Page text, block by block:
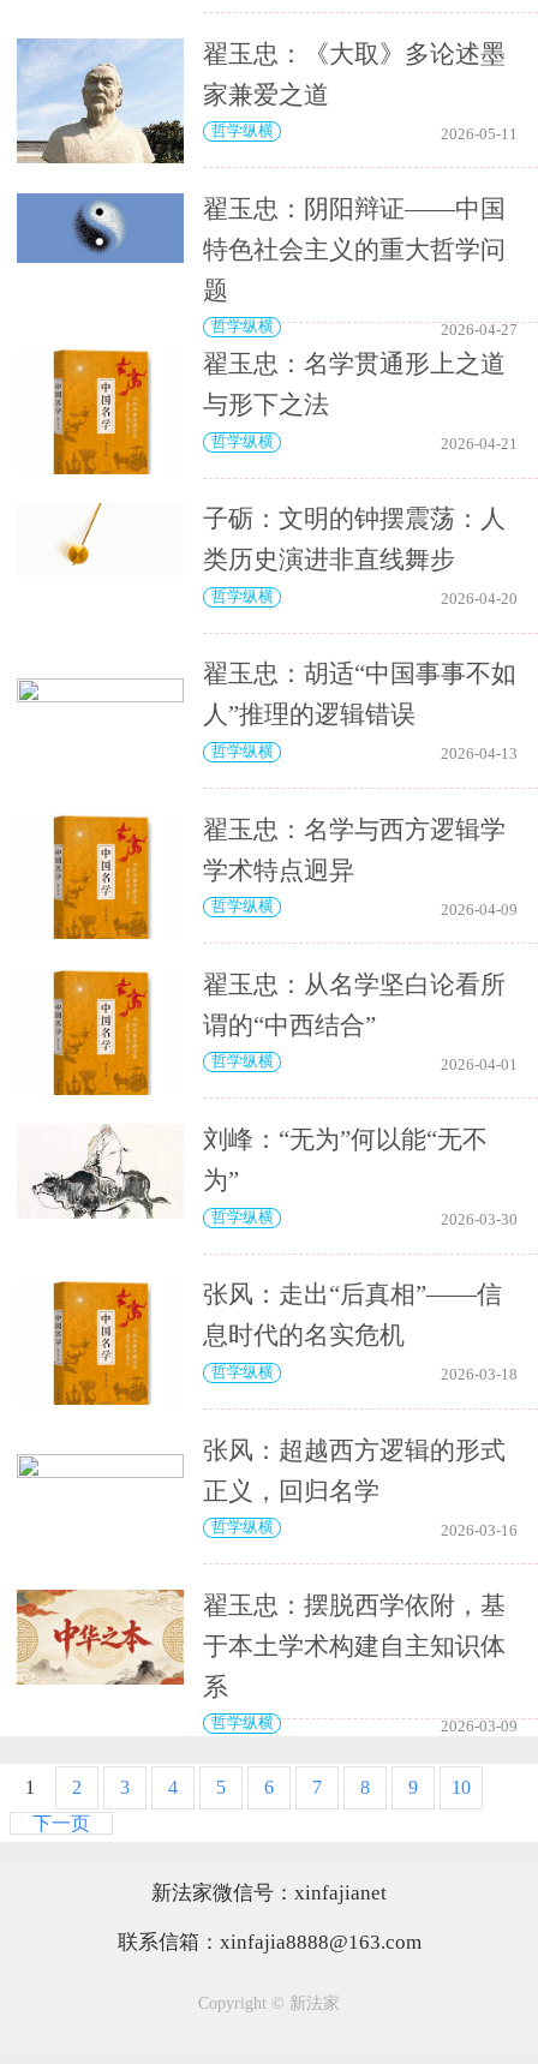
翟玉忠：《大取》多论述墨
家兼爱之道
哲学纵横 2026-05-11
翟玉忠：阴阳辩证——中国
特色社会主义的重大哲学问
题
哲学纵横 2026-04-27
翟玉忠：名学贯通形上之道
与形下之法
哲学纵横 2026-04-21
子砺：文明的钟摆震荡：人
类历史演进非直线舞步
哲学纵横 2026-04-20
翟玉忠：胡适“中国事事不如
人”推理的逻辑错误
哲学纵横 2026-04-13
翟玉忠：名学与西方逻辑学
学术特点迥异
哲学纵横 2026-04-09
翟玉忠：从名学坚白论看所
谓的“中西结合”
哲学纵横 2026-04-01
刘峰：“无为”何以能“无不
为”
哲学纵横 2026-03-30
张风：走出“后真相”——信
息时代的名实危机
哲学纵横 2026-03-18
张风：超越西方逻辑的形式
正义，回归名学
哲学纵横 2026-03-16
翟玉忠：摆脱西学依附，基
于本土学术构建自主知识体
系
哲学纵横 2026-03-09
1 2 3 4 5 6 7 8 9
10
下一页
新法家微信号：xinfajianet
联系信箱：xinfajia8888@163.com
Copyright © 新法家